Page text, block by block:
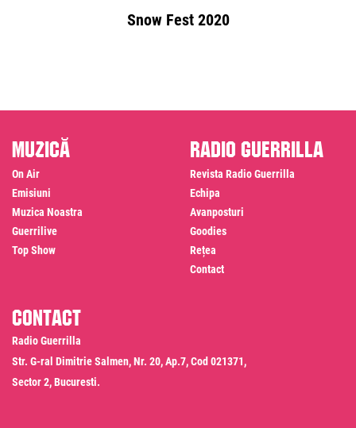
Snow Fest 2020
Muzică
On Air
Emisiuni
Muzica Noastra
Guerrilive
Top Show
Radio Guerrilla
Revista Radio Guerrilla
Echipa
Avanposturi
Goodies
Rețea
Contact
Contact
Radio Guerrilla
Str. G-ral Dimitrie Salmen, Nr. 20, Ap.7, Cod 021371,
Sector 2, Bucuresti.